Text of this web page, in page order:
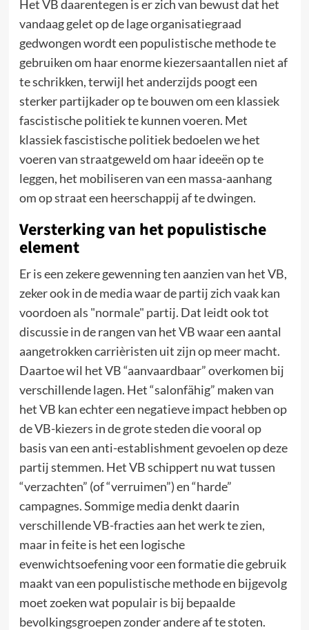
Het VB daarentegen is er zich van bewust dat het
vandaag gelet op de lage organisatiegraad
gedwongen wordt een populistische methode te
gebruiken om haar enorme kiezersaantallen niet af
te schrikken, terwijl het anderzijds poogt een
sterker partijkader op te bouwen om een klassiek
fascistische politiek te kunnen voeren. Met
klassiek fascistische politiek bedoelen we het
voeren van straatgeweld om haar ideeën op te
leggen, het mobiliseren van een massa-aanhang
om op straat een heerschappij af te dwingen.
Versterking van het populistische
element
Er is een zekere gewenning ten aanzien van het VB,
zeker ook in de media waar de partij zich vaak kan
voordoen als "normale" partij. Dat leidt ook tot
discussie in de rangen van het VB waar een aantal
aangetrokken carrièristen uit zijn op meer macht.
Daartoe wil het VB “aanvaardbaar” overkomen bij
verschillende lagen. Het “salonfähig” maken van
het VB kan echter een negatieve impact hebben op
de VB-kiezers in de grote steden die vooral op
basis van een anti-establishment gevoelen op deze
partij stemmen. Het VB schippert nu wat tussen
“verzachten” (of “verruimen”) en “harde”
campagnes. Sommige media denkt daarin
verschillende VB-fracties aan het werk te zien,
maar in feite is het een logische
evenwichtsoefening voor een formatie die gebruik
maakt van een populistische methode en bijgevolg
moet zoeken wat populair is bij bepaalde
bevolkingsgroepen zonder andere af te stoten.